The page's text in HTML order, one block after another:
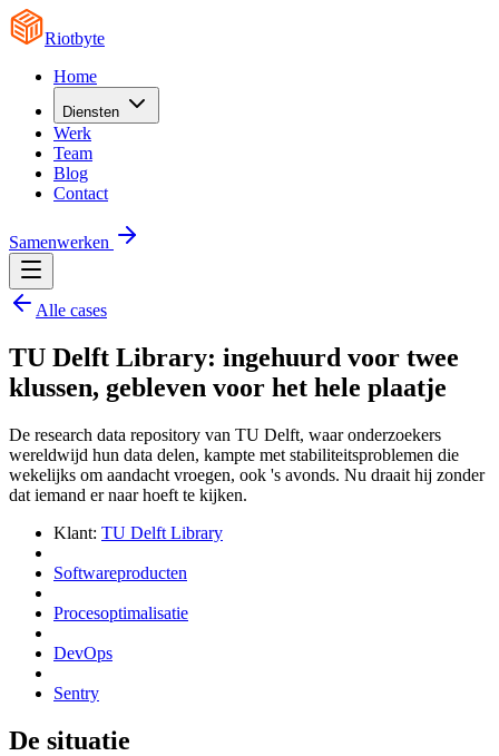
Riotbyte
Home
Diensten
Werk
Team
Blog
Contact
Samenwerken
Alle cases
TU Delft Library: ingehuurd voor twee
klussen, gebleven voor het hele plaatje
De research data repository van TU Delft, waar onderzoekers
wereldwijd hun data delen, kampte met stabiliteitsproblemen die
wekelijks om aandacht vroegen, ook 's avonds. Nu draait hij zonder
dat iemand er naar hoeft te kijken.
Klant: TU Delft Library
Softwareproducten
Procesoptimalisatie
DevOps
Sentry
De situatie